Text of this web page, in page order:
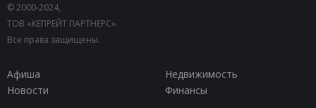
© 2000-2024,
ТОВ «КЕПРЕЙТ ПАРТНЕРС».
Все права защищены.
Афиша
Недвижимость
Новости
Финансы